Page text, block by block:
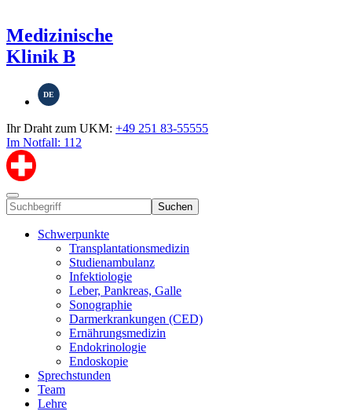
Medizinische
Klinik B
DE
Ihr Draht zum UKM: +49 251 83-55555
Im Notfall: 112
Suchen
Schwerpunkte
Transplantationsmedizin
Studienambulanz
Infektiologie
Leber, Pankreas, Galle
Sonographie
Darmerkrankungen (CED)
Ernährungsmedizin
Endokrinologie
Endoskopie
Sprechstunden
Team
Lehre